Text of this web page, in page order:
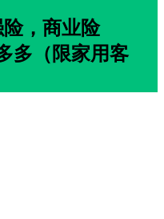
，商业险
多（限家用客